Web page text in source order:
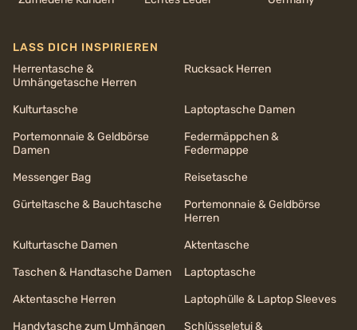
LASS DICH INSPIRIEREN
Herrentasche &
Umhängetasche Herren
Rucksack Herren
Kulturtasche
Laptoptasche Damen
Portemonnaie & Geldbörse
Damen
Federmäppchen &
Federmappe
Messenger Bag
Reisetasche
Gürteltasche & Bauchtasche
Portemonnaie & Geldbörse
Herren
Kulturtasche Damen
Aktentasche
Taschen & Handtasche Damen
Laptoptasche
Aktentasche Herren
Laptophülle & Laptop Sleeves
Handytasche zum Umhängen
Schlüsseletui &